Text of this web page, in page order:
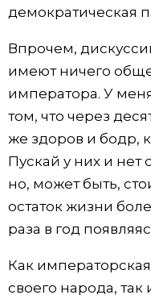
демократическая
Впрочем,
имеют ничего
императора. У
том, что через
же здоров и бодр,
Пускай у них и нет
но, может быть,
остаток жизни
раза в год
Как
своего народа,